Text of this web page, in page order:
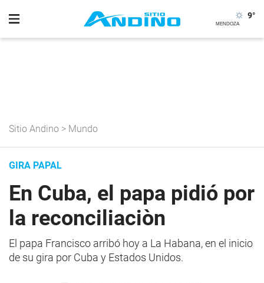
9°
Sitio Andino > Mundo
GIRA PAPAL
En Cuba, el papa pidió por
la reconciliaciòn
El papa Francisco arribó hoy a La Habana, en el inicio
de su gira por Cuba y Estados Unidos.